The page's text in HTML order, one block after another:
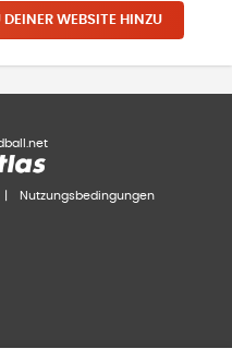
DEINER WEBSITE HINZU
Nutzungsbedingungen